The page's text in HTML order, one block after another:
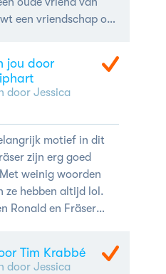
een vriendschap op
nadenken over
jou door
door Jessica
motief in dit
zijn erg goed
weinig woorden
ze hebben altijd lol.
Ronald en Fräser
erg naar voren
de Dordogne.
Tim Krabbé
door Jessica